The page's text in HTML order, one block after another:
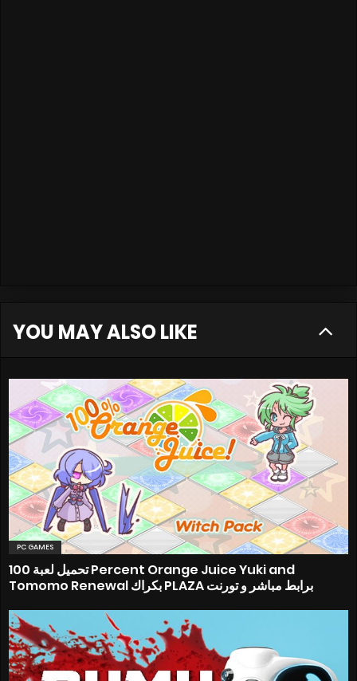
YOU MAY ALSO LIKE
PC GAMES
تحميل لعبة 100 Percent Orange Juice Yuki and
Tomomo Renewal بكراك PLAZA برابط مباشر و تورنت